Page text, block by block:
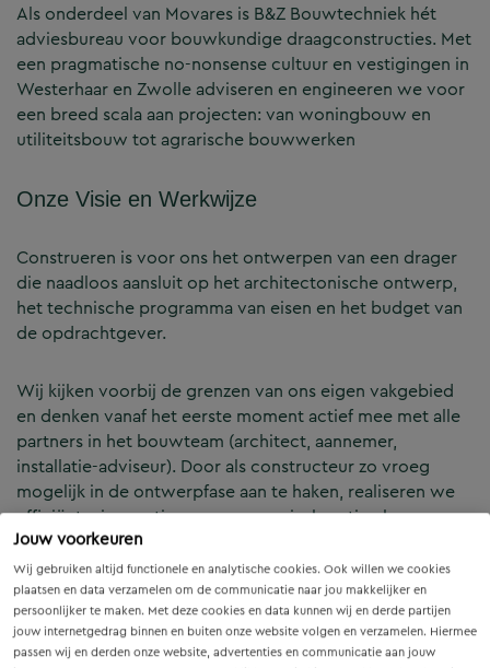
Jouw voorkeuren
Wij gebruiken altijd functionele en analytische cookies. Ook willen we cookies
plaatsen en data verzamelen om de communicatie naar jou makkelijker en
persoonlijker te maken. Met deze cookies en data kunnen wij en derde partijen
jouw internetgedrag binnen en buiten onze website volgen en verzamelen. Hiermee
passen wij en derden onze website, advertenties en communicatie aan jouw
Als onderdeel van Movares is B&Z Bouwtechniek hét
adviesbureau voor bouwkundige draagconstructies. Met
een pragmatische no-nonsense cultuur en vestigingen in
Westerhaar en Zwolle adviseren en engineeren we voor
een breed scala aan projecten: van woningbouw en
utiliteitsbouw tot agrarische bouwwerken
Onze Visie en Werkwijze
Construeren is voor ons het ontwerpen van een drager
die naadloos aansluit op het architectonische ontwerp,
het technische programma van eisen en het budget van
de opdrachtgever.
Wij kijken voorbij de grenzen van ons eigen vakgebied
en denken vanaf het eerste moment actief mee met alle
partners in het bouwteam (architect, aannemer,
installatie-adviseur). Door als constructeur zo vroeg
mogelijk in de ontwerpfase aan te haken, realiseren we
efficiënte, innovatieve en economisch optimale
constructies — voor zowel nieuwbouw als renovatie.
Onze Expertises en Activiteiten
B&Z Bouwtechniek verzorgt het volledige constructieve